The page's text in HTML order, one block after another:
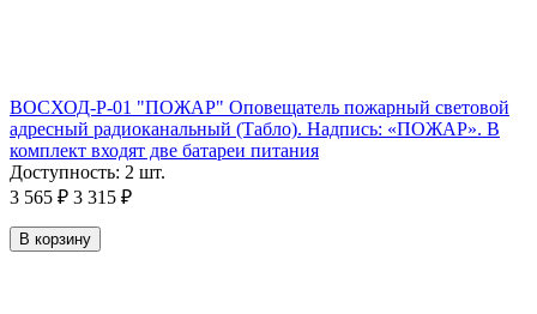
ВОСХОД-Р-01 "ПОЖАР" Оповещатель пожарный световой
адресный радиоканальный (Табло). Надпись: «ПОЖАР». В
комплект входят две батареи питания
Доступность: 2 шт.
3 565 ₽ 3 315 ₽
В корзину